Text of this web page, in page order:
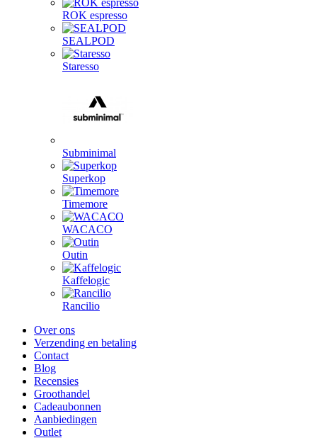
ROK espresso
SEALPOD
Staresso
Subminimal
Superkop
Timemore
WACACO
Outin
Kaffelogic
Rancilio
Over ons
Verzending en betaling
Contact
Blog
Recensies
Groothandel
Cadeaubonnen
Aanbiedingen
Outlet